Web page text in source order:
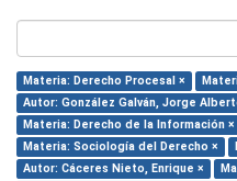
Materia: Derecho Procesal ×
Autor: González Galván, Jorge
Materia: Derecho de la Información ×
Materia: Sociología del Derecho ×
Autor: Cáceres Nieto, Enrique ×